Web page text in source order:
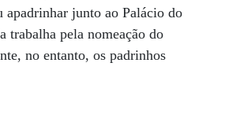
apadrinhar junto ao Palácio do
trabalha pela nomeação do
no entanto, os padrinhos